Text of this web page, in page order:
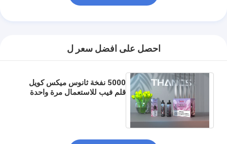
احصل على افضل سعر ل
5000 نفخة ثانوس ميكس كويل
قلم فيب للاستعمال مرة واحدة